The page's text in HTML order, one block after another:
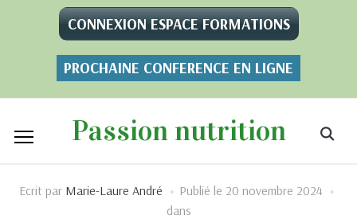
CONNEXION ESPACE FORMATIONS
PROCHAINE CONFERENCE EN LIGNE
Passion nutrition
Ecrit par Marie-Laure André Publié le 20 novembre 2024
dans